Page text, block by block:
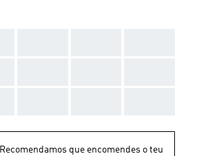
Recomendamos que encomendes o teu